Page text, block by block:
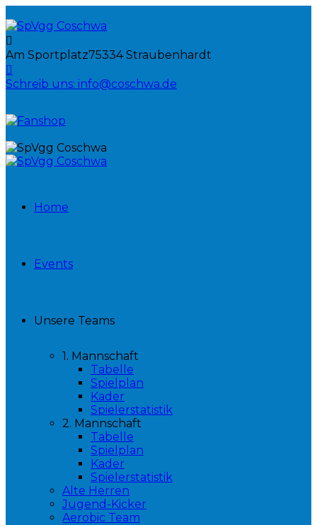
Am Sportplatz75334 Straubenhardt
Schreib uns: info@coschwa.de
Home
Events
Unsere Teams
1. Mannschaft
Tabelle
Spielplan
Kader
Spielerstatistik
2. Mannschaft
Tabelle
Spielplan
Kader
Spielerstatistik
Alte Herren
Jugend-Kicker
Aerobic Team